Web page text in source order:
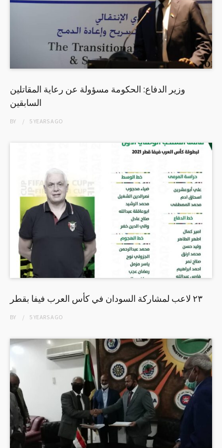
وزير الدفاع: الحكومة مسؤولة عن رعاية المقاتلين
السابقين
BY 5 YEARSAGO
٢٣ لاعب لمشاركة السودان في كأس العرب فيفا بقطر
BY 5 YEARSAGO